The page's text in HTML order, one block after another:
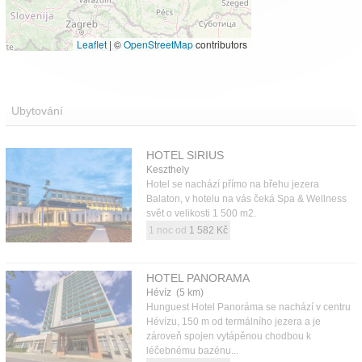
Leaflet | ©OpenStreetMapcontributors
Ubytování
HOTEL SIRIUS
Keszthely
Hotel se nachází přímo na břehu jezera
Balaton, v hotelu na vás čeká Spa & Wellness
svět o velikosti 1 500 m2.
1 noc od 1 582 Kč
HOTEL PANORAMA
Hévíz (5 km)
Hunguest Hotel Panoráma se nachází v centru
Hévízu, 150 m od termálního jezera a je
zároveň spojen vytápěnou chodbou k
léčebnému bazénu...